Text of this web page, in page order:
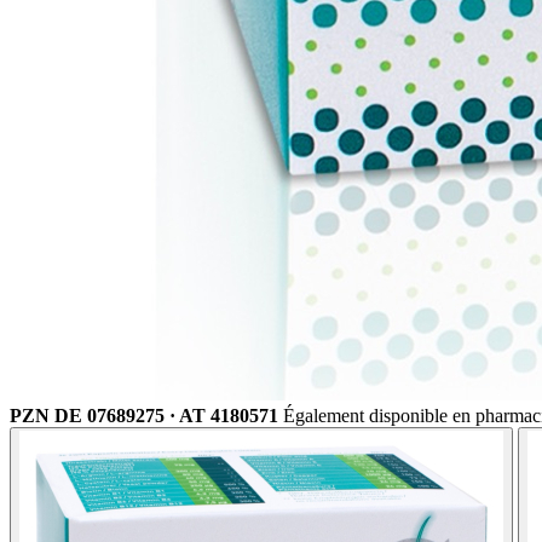
PZN DE 07689275 · AT 4180571 Également disponible en